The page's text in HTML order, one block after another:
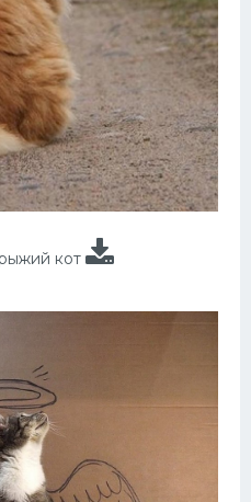
кот